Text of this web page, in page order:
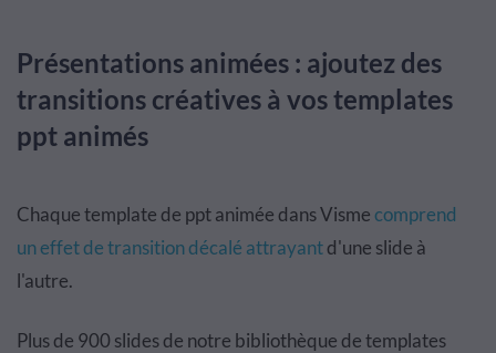
Présentations animées : ajoutez des
transitions créatives à vos templates
ppt animés
Chaque template de ppt animée dans Vismecomprend
un effet de transition décalé attrayantd'une slide à
l'autre.
Plus de 900 slides de notre bibliothèque de templates